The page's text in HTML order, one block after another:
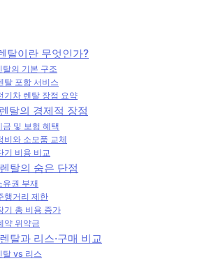
탈이란 무엇인가?
탈의 기본 구조
탈 포함 서비스
기차 렌탈 장점 요약
탈의 경제적 장점
금 및 보험 혜택
비와 소모품 교체
기 비용 비교
탈의 숨은 단점
유권 부재
행거리 제한
기 총 비용 증가
약 위약금
탈과 리스·구매 비교
탈 vs 리스